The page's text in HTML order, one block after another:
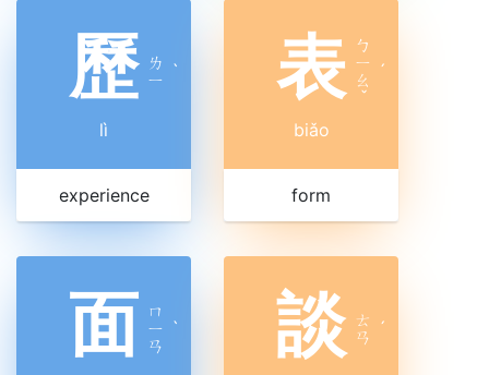
歷 ㄌ
ㄧ ˋ
lì
experience
表 ㄅ
ㄧ
ㄠ
ˇ
ˊ
biǎo
form
面 ㄇ
ㄧ
ㄢ
ˋ 談 ㄊ
ㄢ ˊ